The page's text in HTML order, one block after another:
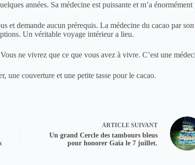
années. Sa médecine est puissante et m’a
et demande aucun prérequis. La médecine du cacao par
Un véritable voyage intérieur a lieu.
ne vivrez que ce que vous avez à vivre. C’est une
une couverture et une petite tasse pour le cacao.
ARTICLE SUIVANT
Un grand Cercle des tambours bleus
pour honorer Gaïa le 7 juillet.